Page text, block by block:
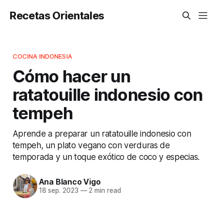
Recetas Orientales
COCINA INDONESIA
Cómo hacer un
ratatouille indonesio con
tempeh
Aprende a preparar un ratatouille indonesio con
tempeh, un plato vegano con verduras de
temporada y un toque exótico de coco y especias.
Ana Blanco Vigo
18 sep. 2023 —2 min read